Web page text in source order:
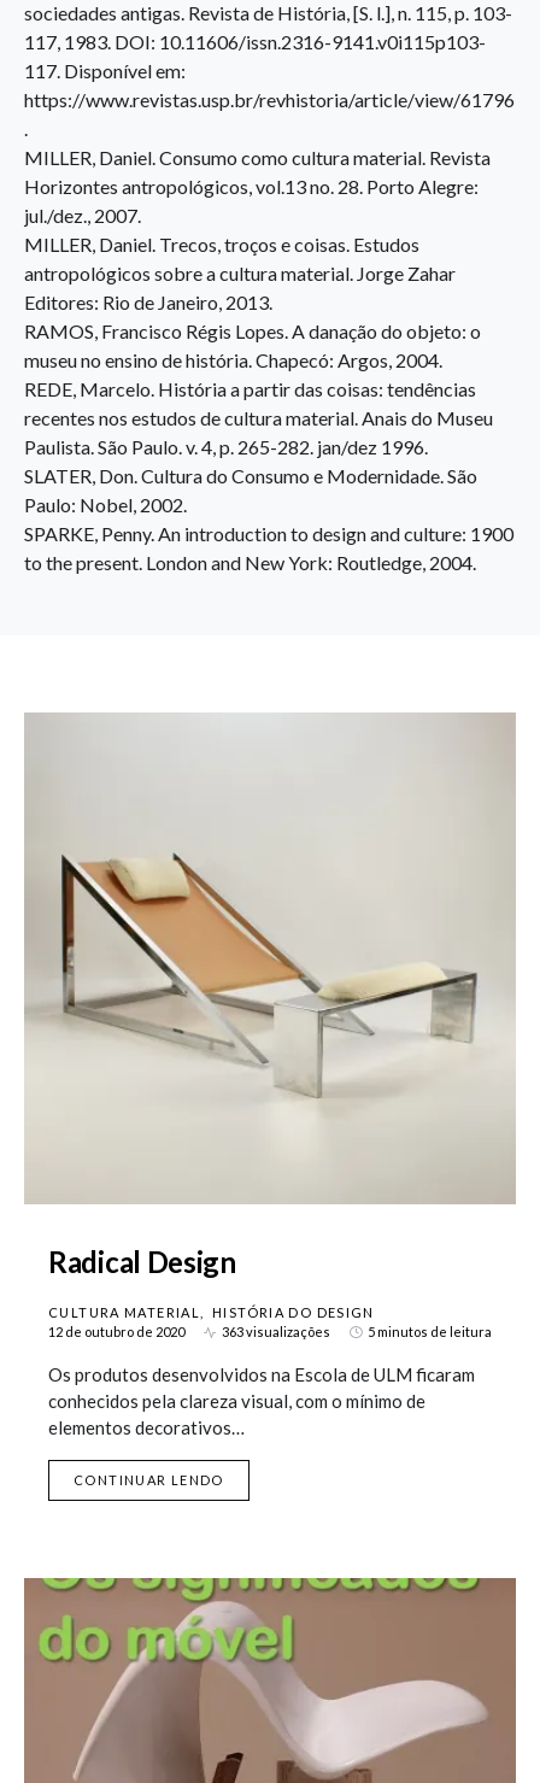
sociedades antigas. Revista de História, [S. l.], n. 115, p. 103-
117, 1983. DOI: 10.11606/issn.2316-9141.v0i115p103-
117. Disponível em:
https://www.revistas.usp.br/revhistoria/article/view/61796
.
MILLER, Daniel. Consumo como cultura material. Revista
Horizontes antropológicos, vol.13 no. 28. Porto Alegre:
jul./dez., 2007.
MILLER, Daniel. Trecos, troços e coisas. Estudos
antropológicos sobre a cultura material. Jorge Zahar
Editores: Rio de Janeiro, 2013.
RAMOS, Francisco Régis Lopes. A danação do objeto: o
museu no ensino de história. Chapecó: Argos, 2004.
REDE, Marcelo. História a partir das coisas: tendências
recentes nos estudos de cultura material. Anais do Museu
Paulista. São Paulo. v. 4, p. 265-282. jan/dez 1996.
SLATER, Don. Cultura do Consumo e Modernidade. São
Paulo: Nobel, 2002.
SPARKE, Penny. An introduction to design and culture: 1900
to the present. London and New York: Routledge, 2004.
Radical Design
CULTURA MATERIAL
HISTÓRIA DO DESIGN
12 de outubro de 2020
363 visualizações 5 minutos de leitura
Os produtos desenvolvidos na Escola de ULM ficaram
conhecidos pela clareza visual, com o mínimo de
elementos decorativos…
CONTINUAR LENDO